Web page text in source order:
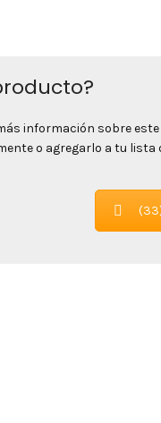
información sobre
o agregarlo a tu lista